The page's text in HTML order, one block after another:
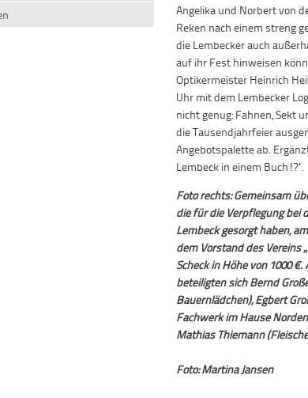
Angelika und Norbert von
Reken nach einem streng
die Lembecker auch
auf ihr Fest hinweisen
Optikermeister Heinrich
Uhr mit dem Lembecker
nicht genug: Fahnen, Sekt
die Tausendjahrfeier
Angebotspalette ab.
Lembeck in einem Buch!?“.
Foto rechts: Gemeinsam
die für die Verpflegung bei
Lembeck gesorgt haben,
dem Vorstand des Vereins
Scheck in Höhe von 1000
beteiligten sich Bernd
Bauernlädchen), Egbert
Fachwerk im Hause
Mathias Thiemann
Foto: Martina Jansen